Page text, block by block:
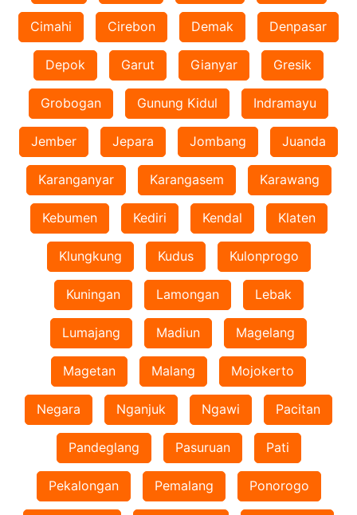
Cimahi Cirebon Demak Denpasar
Depok Garut Gianyar Gresik
Grobogan Gunung Kidul Indramayu
Jember Jepara Jombang Juanda
Karanganyar Karangasem Karawang
Kebumen Kediri Kendal Klaten
Klungkung Kudus Kulonprogo
Kuningan Lamongan Lebak
Lumajang Madiun Magelang
Magetan Malang Mojokerto
Negara Nganjuk Ngawi Pacitan
Pandeglang Pasuruan Pati
Pekalongan Pemalang Ponorogo